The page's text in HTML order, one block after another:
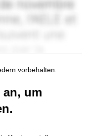
vorbehalten.
an, um